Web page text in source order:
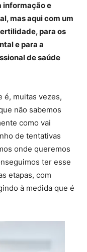
informação e
mas aqui com um
para os
e para a
de saúde
é, muitas vezes,
não sabemos
como vai
de tentativas
onde queremos
ter esse
etapas, com
à medida que é